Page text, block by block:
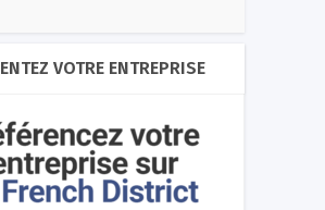
VOTRE ENTREPRISE